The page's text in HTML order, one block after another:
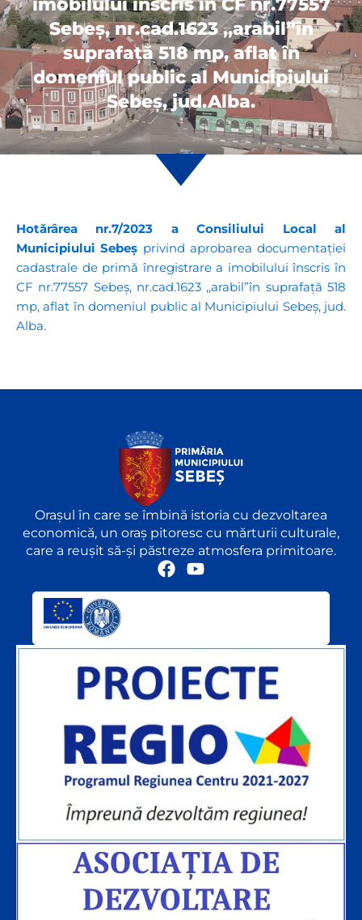
imobilului înscris în CF nr.77557
Sebeș, nr.cad.1623 ,,arabil”în
suprafață 518 mp, aflat în
domeniul public al Municipiului
Sebeș, jud.Alba.
Hotărârea nr.7/2023 a Consiliului Local al
Municipiului Sebeș privind aprobarea documentației
cadastrale de primă înregistrare a imobilului înscris în
CF nr.77557 Sebeș, nr.cad.1623 ,,arabil”în suprafață 518
mp, aflat în domeniul public al Municipiului Sebeș, jud.
Alba.
Orașul în care se îmbină istoria cu dezvoltarea
economică, un oraș pitoresc cu mărturii culturale,
care a reușit să-și păstreze atmosfera primitoare.
F
a
k
Y
o
e